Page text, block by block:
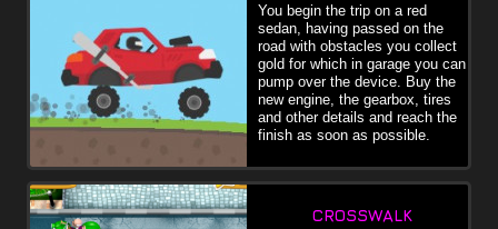
You begin the trip on a red
sedan, having passed on the
road with obstacles you collect
gold for which in garage you can
pump over the device. Buy the
new engine, the gearbox, tires
and other details and reach the
finish as soon as possible.
CROSSWALK